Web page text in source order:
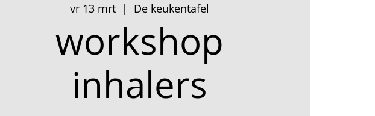
vr 13 mrt
  |
De keukentafel
workshop
inhalers